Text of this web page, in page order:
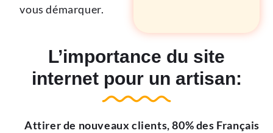
vous démarquer.
L’importance du site
internet pour un artisan:
Attirer de nouveaux clients, 80% des Français